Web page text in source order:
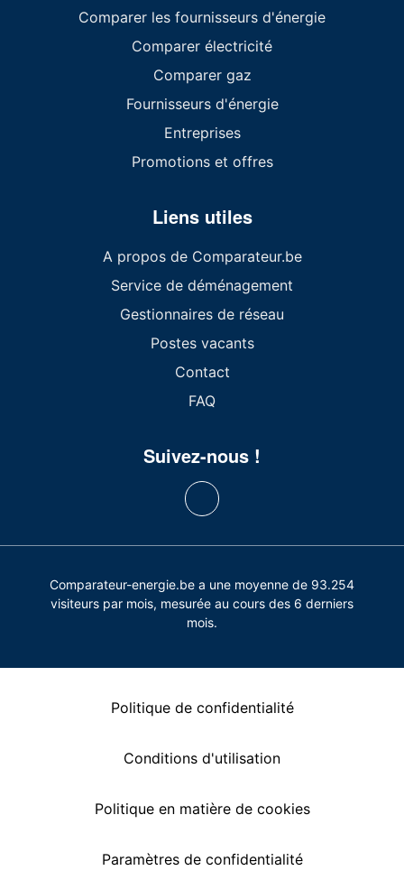
Comparer les fournisseurs d'énergie
Comparer électricité
Comparer gaz
Fournisseurs d'énergie
Entreprises
Promotions et offres
Liens utiles
A propos de Comparateur.be
Service de déménagement
Gestionnaires de réseau
Postes vacants
Contact
FAQ
Suivez-nous !
Comparateur-energie.be a une moyenne de 93.254
visiteurs par mois, mesurée au cours des 6 derniers
mois.
Politique de confidentialité
Conditions d'utilisation
Politique en matière de cookies
Paramètres de confidentialité